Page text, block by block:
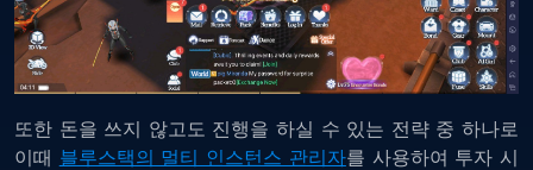
또한 돈을 쓰지 않고도 진행을 하실 수 있는 전략 중 하나로
이때 블루스택의 멀티 인스턴스 관리자를 사용하여 투자 시